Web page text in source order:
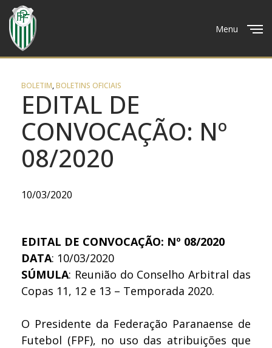
Menu
BOLETIM,BOLETINS OFICIAIS
EDITAL DE
CONVOCAÇÃO: Nº
08/2020
10/03/2020
EDITAL DE CONVOCAÇÃO: Nº 08/2020
DATA: 10/03/2020
SÚMULA: Reunião do Conselho Arbitral das
Copas 11, 12 e 13 – Temporada 2020.
O Presidente da Federação Paranaense de
Futebol (FPF), no uso das atribuições que